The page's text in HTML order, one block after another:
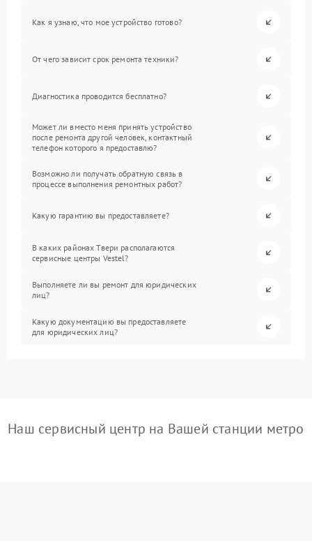
Как я узнаю, что мое устройство готово?
От чего зависит срок ремонта техники?
Диагностика проводится бесплатно?
Может ли вместо меня принять устройство
после ремонта другой человек, контактный
телефон которого я предоставлю?
Возможно ли получать обратную связь в
процессе выполнения ремонтных работ?
Какую гарантию вы предоставляете?
В каких районах Твери располагаются
сервисные центры Vestel?
Выполняете ли вы ремонт для юридических
лиц?
Какую документацию вы предоставляете
для юридических лиц?
Наш сервисный центр на Вашей станции метро